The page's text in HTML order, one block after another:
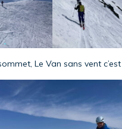
Le Van sans vent